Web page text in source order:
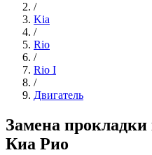
/
Kia
/
Rio
/
Rio I
/
Двигатель
Замена
Киа Рио